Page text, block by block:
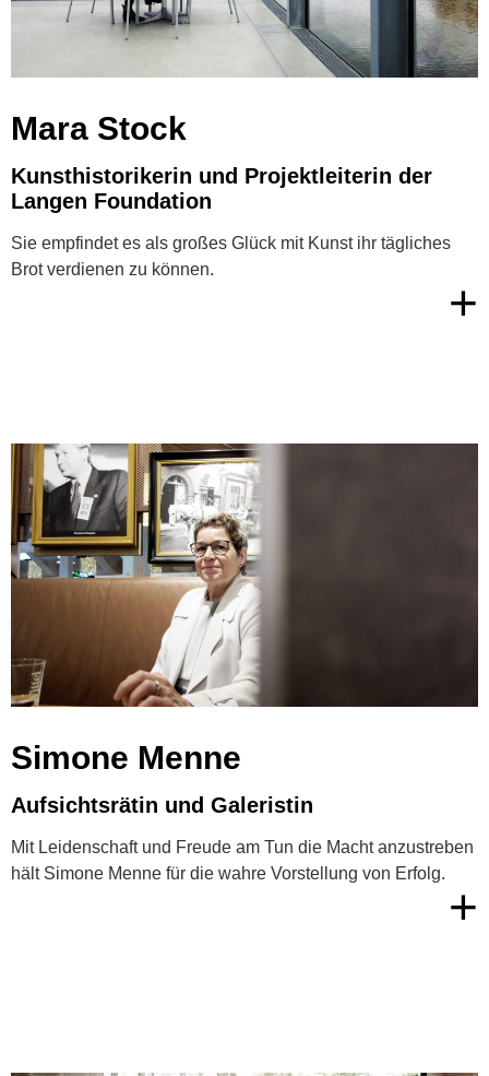
Mara Stock
Kunsthistorikerin und Projektleiterin der
Langen Foundation
Sie empfindet es als großes Glück mit Kunst ihr tägliches
Brot verdienen zu können.
+
Simone Menne
Aufsichtsrätin und Galeristin
Mit Leidenschaft und Freude am Tun die Macht anzustreben
hält Simone Menne für die wahre Vorstellung von Erfolg.
+